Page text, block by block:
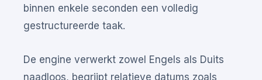
binnen enkele seconden een volledig
gestructureerde taak.
De engine verwerkt zowel Engels als Duits
naadloos, begrijpt relatieve datums zoals